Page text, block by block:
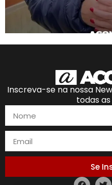
Inscreva-se na nossa
todas
Se